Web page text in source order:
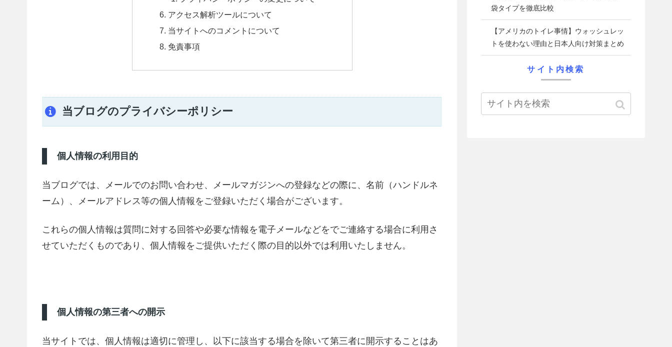
アクセス解析ツールについて
当サイトへのコメントについて
免責事項
当ブログのプライバシーポリシー
個人情報の利用目的
当ブログでは、メールでのお問い合わせ、メールマガジンへの登録などの際に、名前（ハンドルネ
ーム）、メールアドレス等の個人情報をご登録いただく場合がございます。
これらの個人情報は質問に対する回答や必要な情報を電子メールなどをでご連絡する場合に利用さ
せていただくものであり、個人情報をご提供いただく際の目的以外では利用いたしません。
個人情報の第三者への開示
当サイトでは、個人情報は適切に管理し、以下に該当する場合を除いて第三者に開示することはあ
袋タイプを徹底比較
【アメリカのトイレ事情】ウォッシュレッ
トを使わない理由と日本人向け対策まとめ
サイト内検索